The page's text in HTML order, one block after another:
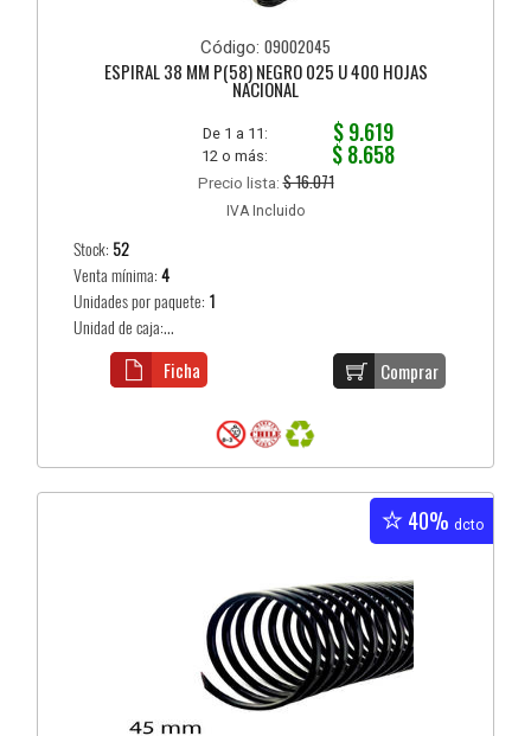
Código: 09002045
ESPIRAL 38 MM P(58) NEGRO 025 U 400 HOJAS
NACIONAL
De 1 a 11: $ 9.619
12 o más: $ 8.658
Precio lista:$ 16.071
IVA Incluido
Stock: 52
Venta mínima:4
Unidades por paquete: 1
Unidad de caja:...
Comprar
Ficha
40% dcto